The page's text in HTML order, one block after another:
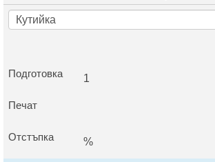
Подготовка
1
Печат
Отстъпка %